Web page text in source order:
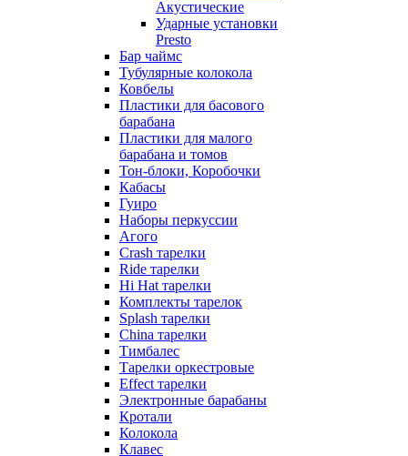
Акустические
Ударные установки
Presto
Бар чаймс
Тубулярные колокола
Ковбелы
Пластики для басового
барабана
Пластики для малого
барабана и томов
Тон-блоки, Коробочки
Кабасы
Гуиро
Наборы перкуссии
Агого
Crash тарелки
Ride тарелки
Hi Hat тарелки
Комплекты тарелок
Splash тарелки
China тарелки
Тимбалес
Тарелки оркестровые
Effect тарелки
Электронные барабаны
Кротали
Колокола
Клавес